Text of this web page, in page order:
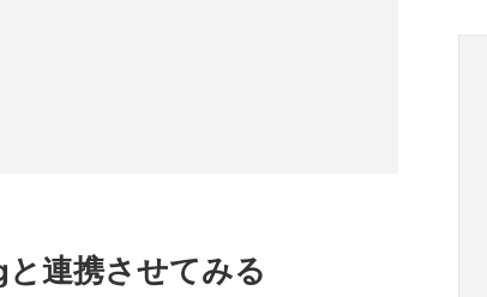
連携させてみる